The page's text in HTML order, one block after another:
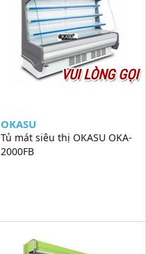
VUI LÒNG GỌI
OKASU
Tủ mát siêu thị OKASU OKA-
2000FB